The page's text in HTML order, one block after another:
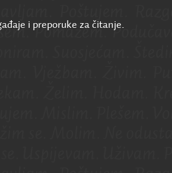
i preporuke za čitanje.